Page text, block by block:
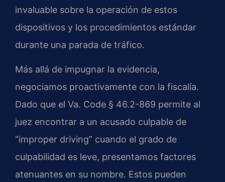
invaluable sobre la operación de estos
dispositivos y los procedimientos estándar
durante una parada de tráfico.
Más allá de impugnar la evidencia,
negociamos proactivamente con la fiscalía.
Dado que el Va. Code § 46.2-869 permite al
juez encontrar a un acusado culpable de
“improper driving” cuando el grado de
culpabilidad es leve, presentamos factores
atenuantes en su nombre. Estos pueden